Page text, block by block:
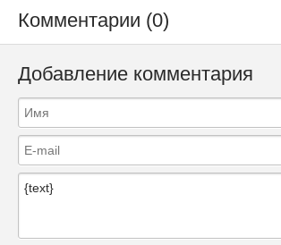
Комментарии (0)
Добавление комментария